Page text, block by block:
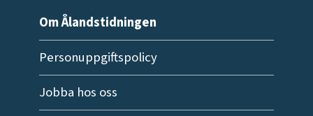
Om Ålandstidningen
Personuppgiftspolicy
Jobba hos oss